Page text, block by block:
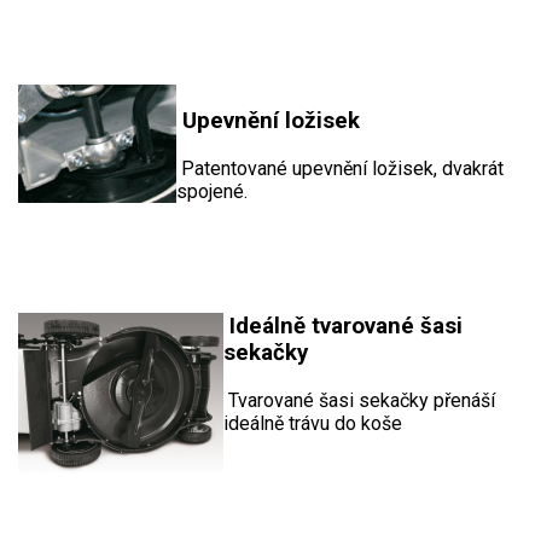
Upevnění ložisek
Patentované upevnění ložisek, dvakrát
spojené.
Ideálně tvarované šasi
sekačky
Tvarované šasi sekačky přenáší
ideálně trávu do koše